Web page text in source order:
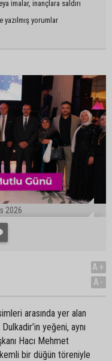
imalar, inançlara saldırı
yorumlar
2026
A+
A-
arasında yer alan
yeğeni, aynı
Hacı Mehmet
bir düğün töreniyle